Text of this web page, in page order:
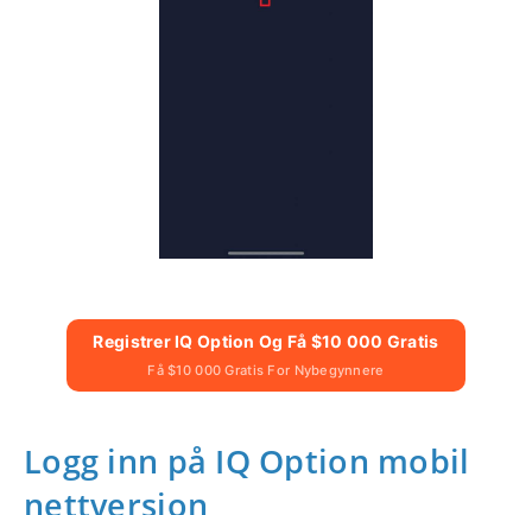
Registrer IQ Option Og Få $10 000 Gratis
Få $10 000 Gratis For Nybegynnere
Logg inn på IQ Option mobil
nettversjon